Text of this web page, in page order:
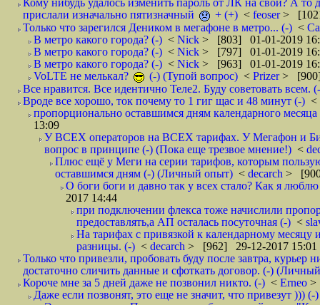
Кому нибудь удалось изменить пароль от ЛК на свой? А то
прислали изначально пятизначный
+ (+) < feoser>
Только что зарегился Деником в мегафоне в метро... (-) <
В метро какого города? (-) < Nick > [803] 01-01-2019
В метро какого города? (-) < Nick > [797] 01-01-2019
В метро какого города? (-) < Nick > [963] 01-01-2019
VoLTE не мелькал?
(-) (Тупой вопрос) < Prizer>
Все нравится. Все идентично Теле2. Буду советовать всем.
Вроде все хорошо, ток почему то 1 гиг щас и 48 минут (-) <
пропорционально оставшимся дням календарного
13:09
У ВСЕХ операторов на ВСЕХ тарифах. У Мегафон и Би
вопрос в принципе (-) (Пока еще трезвое мнение!) <
Плюс ещё у Меги на серии тарифов, которым
оставшимся дням (-) (Личный опыт) < decarch >
О боги боги и давно так у всех стало? Как я
2017 14:44
при подключении флекса тоже начислили
предоставлять,а АП осталась посуточная (-) <
На тарифах с привязкой к календарному
разницы. (-) < decarch > [962] 29-12-2017 15:01
Только что привезли, пробовать буду после завтра,
достаточно сличить данные и сфоткать договор. (-)
Короче мне за 5 дней даже не позвонил никто. (-) < Erneo >
Даже если позвонят, это еще не значит, что привезут ))) (-)